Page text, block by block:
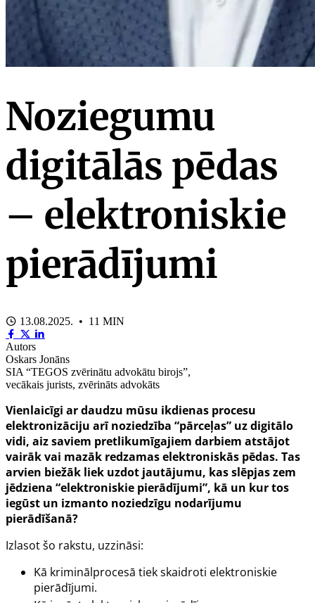
Noziegumu
digitālās pēdas
– elektroniskie
pierādījumi
13.08.2025. • 11 MIN
Autors
Oskars Jonāns
SIA “TEGOS zvērinātu advokātu birojs”,
vecākais jurists, zvērināts advokāts
Vienlaicīgi ar daudzu mūsu ikdienas procesu
elektronizāciju arī noziedzība “pārceļas” uz digitālo
vidi, aiz saviem pretlikumīgajiem darbiem atstājot
vairāk vai mazāk redzamas elektroniskās pēdas. Tas
arvien biežāk liek uzdot jautājumu, kas slēpjas zem
jēdziena “elektroniskie pierādījumi”, kā un kur tos
iegūst un izmanto noziedzīgu nodarījumu
pierādīšanā?
Izlasot šo rakstu, uzzināsi:
Kā kriminālprocesā tiek skaidroti elektroniskie
pierādījumi.